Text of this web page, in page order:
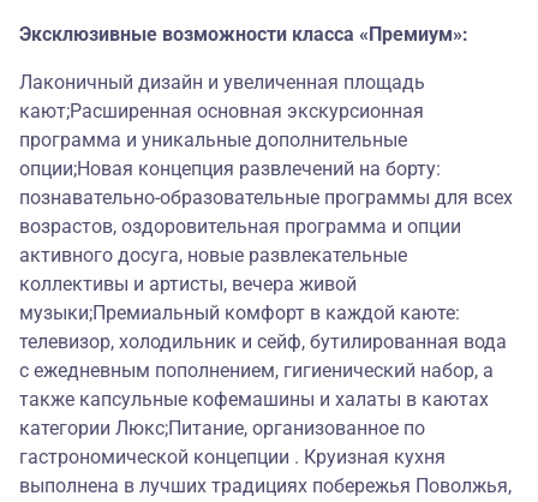
Эксклюзивные возможности класса «Премиум»:
Лаконичный дизайн и увеличенная площадь
кают;Расширенная основная экскурсионная
программа и уникальные дополнительные
опции;Новая концепция развлечений на борту:
познавательно-образовательные программы для всех
возрастов, оздоровительная программа и опции
активного досуга, новые развлекательные
коллективы и артисты, вечера живой
музыки;Премиальный комфорт в каждой каюте:
телевизор, холодильник и сейф, бутилированная вода
с ежедневным пополнением, гигиенический набор, а
также капсульные кофемашины и халаты в каютах
категории Люкс;Питание, организованное по
гастрономической концепции . Круизная кухня
выполнена в лучших традициях побережья Поволжья,